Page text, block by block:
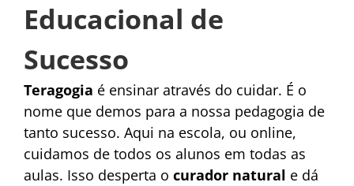
Educacional de
Sucesso
Teragogia é ensinar através do cuidar. É o
nome que demos para a nossa pedagogia de
tanto sucesso. Aqui na escola, ou online,
cuidamos de todos os alunos em todas as
aulas. Isso desperta o curador natural e dá